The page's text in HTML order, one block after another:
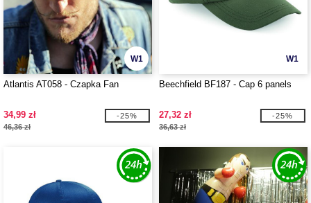
W1
Atlantis AT058 - Czapka Fan
34,99 zł
46,36 zł
-25%
W1
Beechfield BF187 - Cap 6 panels
27,32 zł
36,63 zł
-25%